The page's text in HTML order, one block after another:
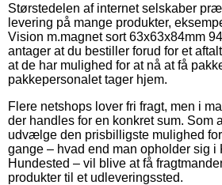
Størstedelen af internet selskaber
levering på mange produkter,
Vision m.magnet sort 63x63x84mm
antager at du bestiller forud for et
at de har mulighed for at nå at få
pakkepersonalet tager hjem.
Flere netshops lover fri fragt, men i
der handles for en konkret sum. Som
udvælge den prisbilligste mulighed
gange – hvad end man opholder sig i
Hundested – vil blive at få
produkter til et udleveringssted.